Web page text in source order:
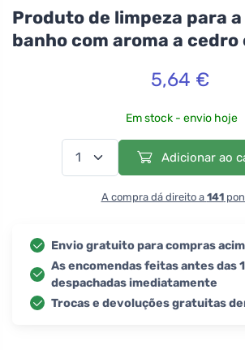
Produto de limpeza para a
banho com aroma a cedro
5,64 €
Em stock - envio hoje
Adicionar ao
A compra dá direito a 141
Envio gratuito para compras
As encomendas feitas antes das
despachadas imediatamente
Trocas e devoluções gratuitas